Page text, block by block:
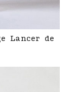
Lancer de